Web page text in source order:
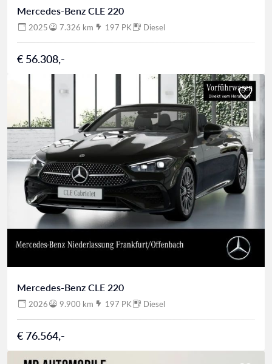
Mercedes-Benz CLE 220
2025 7.326 km 197 PK Diesel
€ 56.308,-
Mercedes-Benz CLE 220
2026 9.900 km 197 PK Diesel
€ 76.564,-